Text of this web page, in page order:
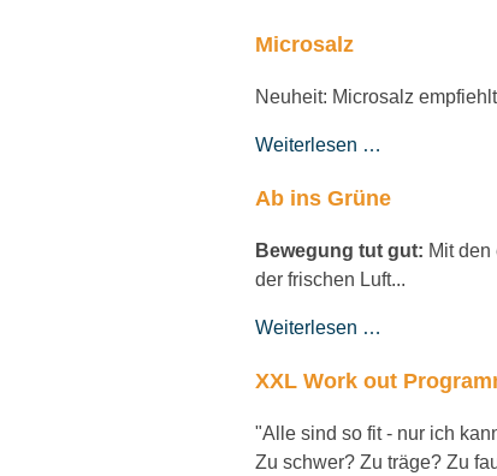
Microsalz
Neuheit: Microsalz
Weiterlesen …
Ab ins Grüne
Bewegung tut gut: Mit
der frischen Luft...
Weiterlesen …
XXL Work out
"Alle sind so fit - nur ich
Zu schwer? Zu träge? Zu